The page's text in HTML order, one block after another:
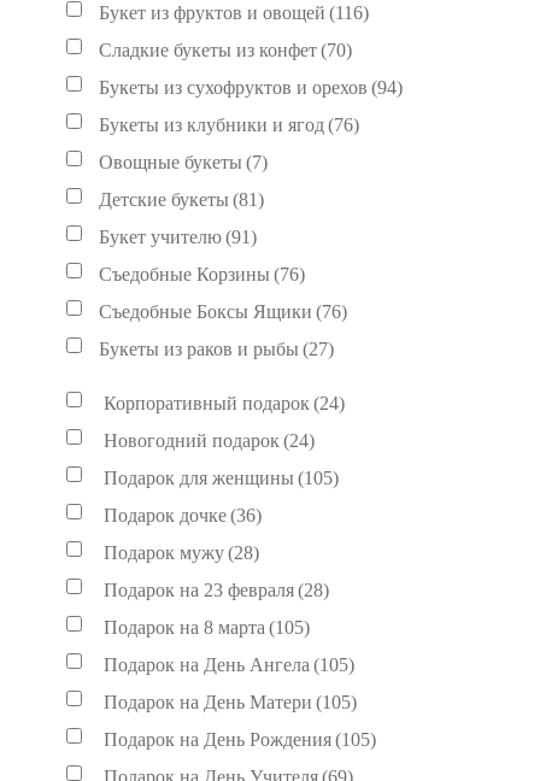
Букет из фруктов и овощей (116)
Сладкие букеты из конфет(70)
Букеты из сухофруктов и орехов (94)
Букеты из клубники и ягод(76)
Овощные букеты (7)
Детские букеты (81)
Букет учителю(91)
Съедобные Корзины (76)
Съедобные Боксы Ящики (76)
Букеты из раков и рыбы (27)
Корпоративный подарок (24)
Новогодний подарок (24)
Подарок для женщины (105)
Подарок дочке(36)
Подарок мужу(28)
Подарок на 23 февраля(28)
Подарок на 8 марта (105)
Подарок на День Ангела (105)
Подарок на День Матери (105)
Подарок на День Рождения(105)
Подарок на День Учителя(69)